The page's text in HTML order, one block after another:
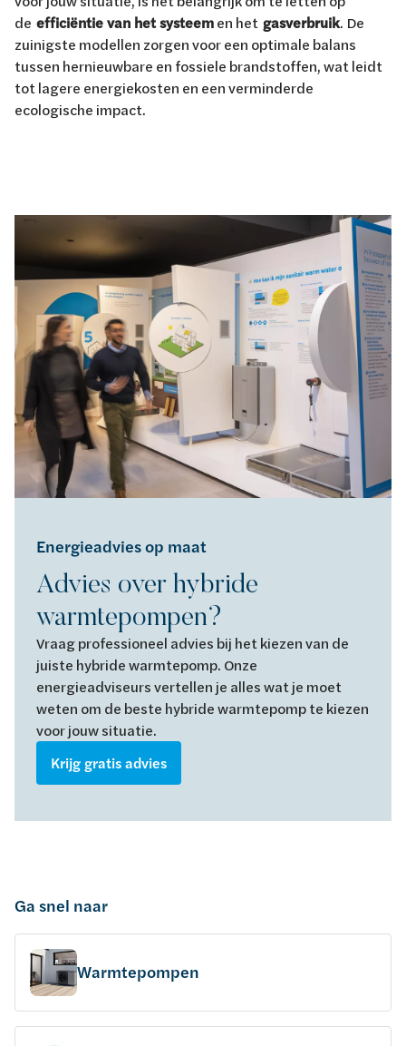
de efficiëntie van het systeemen het gasverbruik. De
zuinigste modellen zorgen voor een optimale balans
tussen hernieuwbare en fossiele brandstoffen, wat leidt
tot lagere energiekosten en een verminderde
ecologische impact.
Energieadvies op maat
Advies over hybride
warmtepompen?
Vraag professioneel advies bij het kiezen van de
juiste hybride warmtepomp. Onze
energieadviseurs vertellen je alles wat je moet
weten om de beste hybride warmtepomp te kiezen
voor jouw situatie.
Krijg gratis advies
Ga snel naar
Warmtepompen